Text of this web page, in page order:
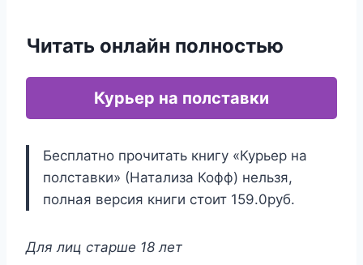
Читать онлайн полностью
Курьер на полставки
Бесплатно прочитать книгу «Курьер на
полставки» (Натализа Кофф) нельзя,
полная версия книги стоит 159.0руб.
Для лиц старше 18 лет